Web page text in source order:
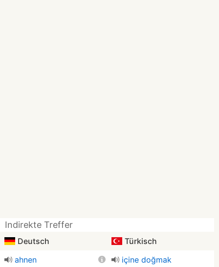
Indirekte Treffer
Deutsch
Türkisch
ahnen
içine doğmak